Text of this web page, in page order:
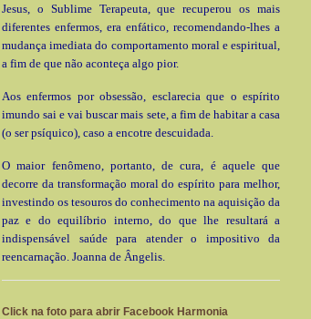
Jesus, o Sublime Terapeuta, que recuperou os mais
diferentes enfermos, era enfático, recomendando-lhes a
mudança imediata do comportamento moral e espiritual,
a fim de que não aconteça algo pior.
Aos enfermos por obsessão, esclarecia que o espírito
imundo sai e vai buscar mais sete, a fim de habitar a casa
(o ser psíquico), caso a encotre descuidada.
O maior fenômeno, portanto, de cura, é aquele que
decorre da transformação moral do espírito para melhor,
investindo os tesouros do conhecimento na aquisição da
paz e do equilíbrio interno, do que lhe resultará a
indispensável saúde para atender o impositivo da
reencarnação. Joanna de Ângelis.
Click na foto para abrir Facebook Harmonia